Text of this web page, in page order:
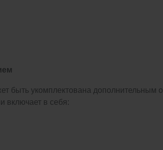
быть укомплектована дополнительным
включает в себя: